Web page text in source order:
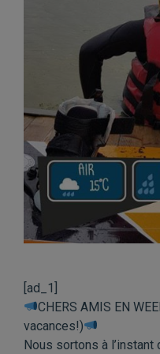
[ad_1]
CHERS AMIS EN
vacances!)
Nous sortons à l’instant